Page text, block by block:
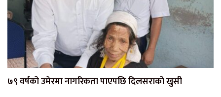
७९ वर्षको उमेरमा नागरिकता पाएपछि दिलसराको खुसी